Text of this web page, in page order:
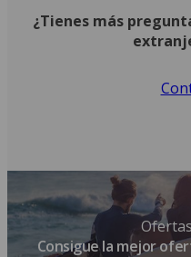
¿Tienes más
Consigue la mejor